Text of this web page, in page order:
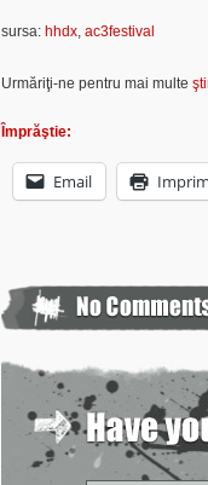
sursa: hhdx, ac3festival
Urmăriţi-ne pentru mai multe
Împrăştie:
Email